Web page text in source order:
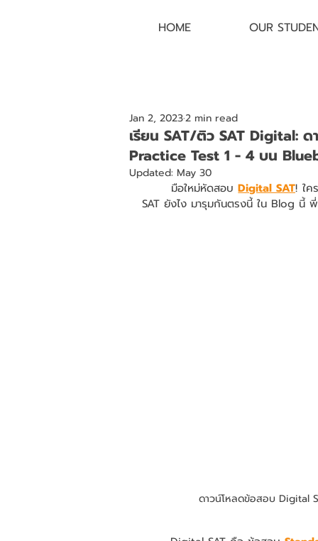
HOME OUR
เรียน SAT/ติว SAT Digital:
Practice Test 1 - 4 บน
Jan 2, 20232 min read
Updated: May 30
	มือใหม่หัดสอบ
Digital SAT! ใค
SAT ยังไง มารุมกันตรงนี้ ใน Blog นี้
ดาวน์โหลดข้อสอบ Digital